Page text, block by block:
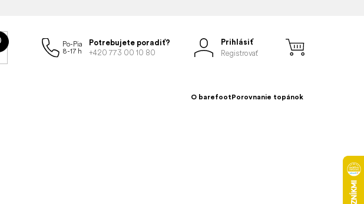
Potrebujete poradiť?
+420 773 00 10 80
Prihlásiť
Registrovať
O barefootPorovnanie topánok